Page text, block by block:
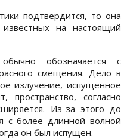
подтвердится, то она
на настоящий
обозначается с
смещения. Дело в
излучение, испущенное
пространство, согласно
Из-за этого до
с более длинной волной
он был испущен.